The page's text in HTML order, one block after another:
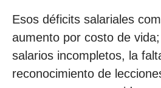
Esos déficits salariales
aumento por costo de
salarios incompletos, la
reconocimiento de